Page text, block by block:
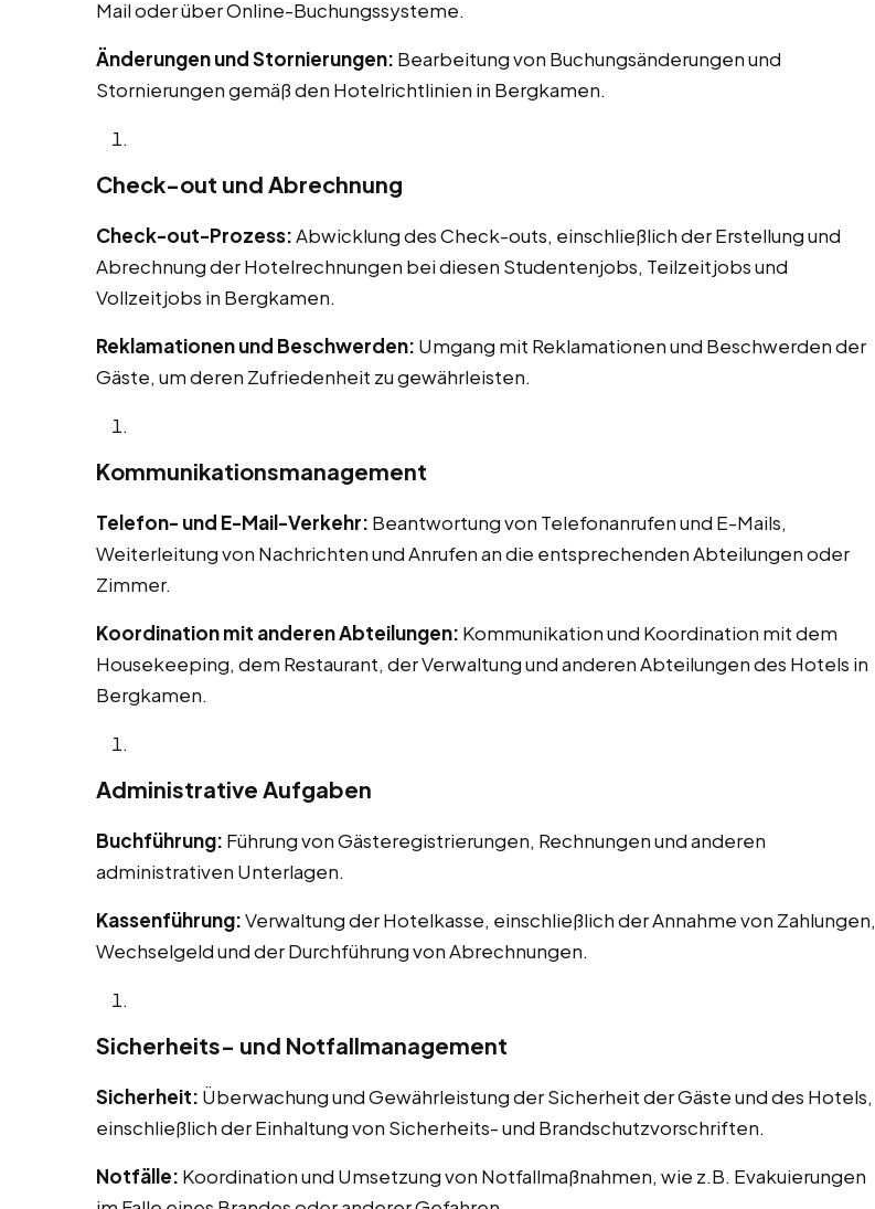
Mail oder über Online-Buchungssysteme.
Änderungen und Stornierungen: Bearbeitung von Buchungsänderungen und
Stornierungen gemäß den Hotelrichtlinien in Bergkamen.
Check-out und Abrechnung
Check-out-Prozess:Abwicklung des Check-outs, einschließlich der Erstellung und
Abrechnung der Hotelrechnungen bei diesen Studentenjobs, Teilzeitjobs und
Vollzeitjobs in Bergkamen.
Reklamationen und Beschwerden: Umgang mit Reklamationen und Beschwerden der
Gäste, um deren Zufriedenheit zu gewährleisten.
Kommunikationsmanagement
Telefon- und E-Mail-Verkehr: Beantwortung von Telefonanrufen und E-Mails,
Weiterleitung von Nachrichten und Anrufen an die entsprechenden Abteilungen oder
Zimmer.
Koordination mit anderen Abteilungen: Kommunikation und Koordination mit dem
Housekeeping, dem Restaurant, der Verwaltung und anderen Abteilungen des Hotels in
Bergkamen.
Administrative Aufgaben
Buchführung: Führung von Gästeregistrierungen, Rechnungen und anderen
administrativen Unterlagen.
Kassenführung:Verwaltung der Hotelkasse, einschließlich der Annahme von Zahlungen,
Wechselgeld und der Durchführung von Abrechnungen.
Sicherheits- und Notfallmanagement
Sicherheit: Überwachung und Gewährleistung der Sicherheit der Gäste und des Hotels,
einschließlich der Einhaltung von Sicherheits- und Brandschutzvorschriften.
Notfälle: Koordination und Umsetzung von Notfallmaßnahmen, wie z.B. Evakuierungen